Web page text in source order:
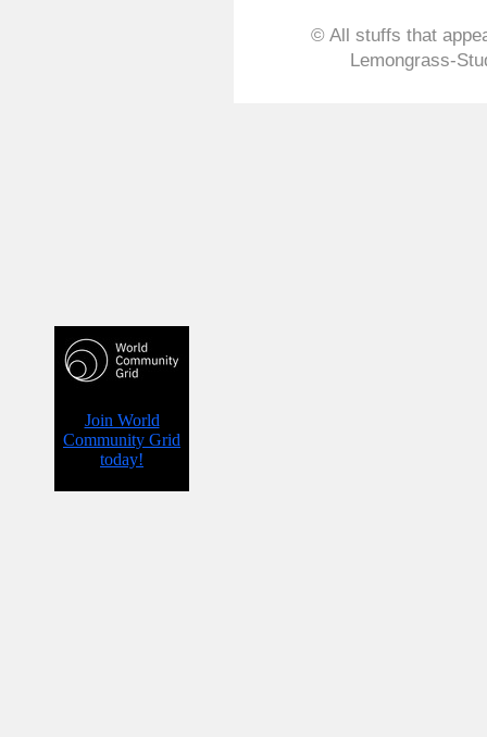
© All stuffs that
Lemongrass-